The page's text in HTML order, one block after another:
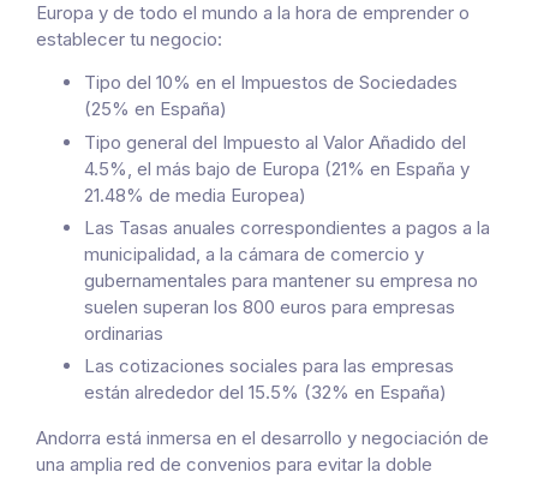
Europa y de todo el mundo a la hora de emprender o
establecer tu negocio:
Tipo del 10% en el Impuestos de Sociedades
(25% en España)
Tipo general del Impuesto al Valor Añadido del
4.5%, el más bajo de Europa (21% en España y
21.48% de media Europea)
Las Tasas anuales correspondientes a pagos a la
municipalidad, a la cámara de comercio y
gubernamentales para mantener su empresa no
suelen superan los 800 euros para empresas
ordinarias
Las cotizaciones sociales para las empresas
están alrededor del 15.5% (32% en España)
Andorra está inmersa en el desarrollo y negociación de
una amplia red de convenios para evitar la doble